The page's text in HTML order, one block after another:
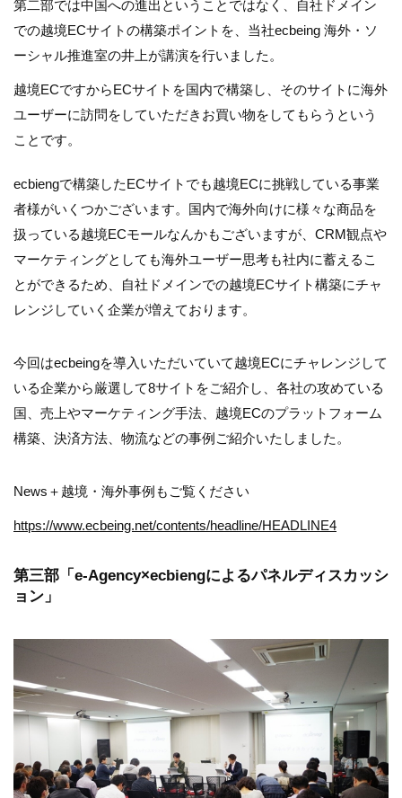
第二部では中国への進出ということではなく、自社ドメイン
での越境ECサイトの構築ポイントを、当社ecbeing 海外・ソ
ーシャル推進室の井上が講演を行いました。
越境ECですからECサイトを国内で構築し、そのサイトに海外
ユーザーに訪問をしていただきお買い物をしてもらうという
ことです。
ecbiengで構築したECサイトでも越境ECに挑戦している事業
者様がいくつかございます。国内で海外向けに様々な商品を
扱っている越境ECモールなんかもございますが、CRM観点や
マーケティングとしても海外ユーザー思考も社内に蓄えるこ
とができるため、自社ドメインでの越境ECサイト構築にチャ
レンジしていく企業が増えております。
今回はecbeingを導入いただいていて越境ECにチャレンジして
いる企業から厳選して8サイトをご紹介し、各社の攻めている
国、売上やマーケティング手法、越境ECのプラットフォーム
構築、決済方法、物流などの事例ご紹介いたしました。
News＋越境・海外事例もご覧ください
https://www.ecbeing.net/contents/headline/HEADLINE4
第三部「e-Agency×ecbiengによるパネルディスカッシ
ョン」